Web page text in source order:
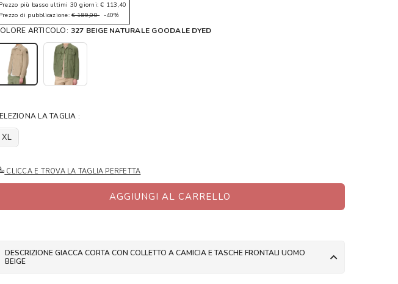
Prezzo più basso ultimi 30 giorni: € 113,40
Prezzo di pubblicazione: € 189,00-40%
ARTICOLO: 327 BEIGE NATURALE GOODALE DYED
LA TAGLIA :
XL
CLICCA E TROVA LA TAGLIA PERFETTA
AGGIUNGI AL CARRELLO
DESCRIZIONE GIACCA CORTA CON COLLETTO A CAMICIA E TASCHE FRONTALI UOMO
BEIGE